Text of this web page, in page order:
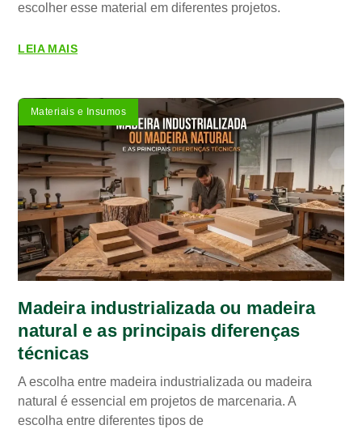
escolher esse material em diferentes projetos.
LEIA MAIS
Materiais e Insumos
Madeira industrializada ou madeira
natural e as principais diferenças
técnicas
A escolha entre madeira industrializada ou madeira
natural é essencial em projetos de marcenaria. A
escolha entre diferentes tipos de